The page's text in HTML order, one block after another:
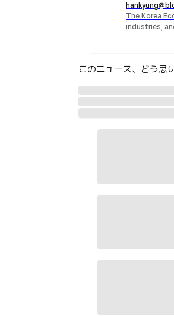
The Korea
industries,
このニュース、どう思